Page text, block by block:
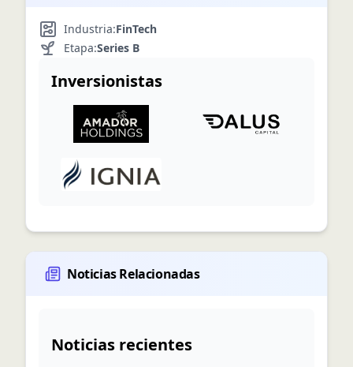
Industria:FinTech
Etapa:Series B
Inversionistas
Noticias Relacionadas
Noticias recientes